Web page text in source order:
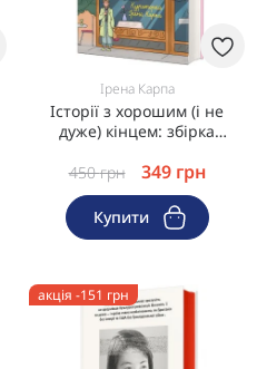
Ірена Карпа
Історії з хорошим (і не
дуже) кінцем: збірка
450грн 349 грн
Купити
акція -151 грн